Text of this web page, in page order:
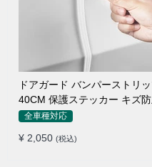
ドアガード バンパーストリップ
40CM 保護ステッカー キズ防止 プロ
テクターシール
全車種対応
¥ 2,050 (税込)